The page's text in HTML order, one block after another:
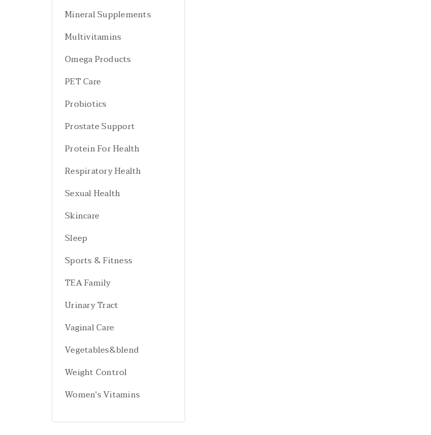
Mineral Supplements
Multivitamins
Omega Products
PET Care
Probiotics
Prostate Support
Protein For Health
Respiratory Health
Sexual Health
Skincare
Sleep
Sports & Fitness
TEA Family
Urinary Tract
Vaginal Care
Vegetables&blend
Weight Control
Women's Vitamins